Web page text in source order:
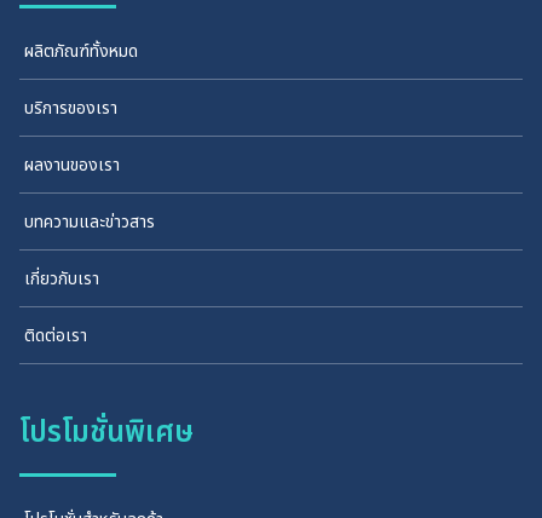
ผลิตภัณฑ์ทั้งหมด
บริการของเรา
ผลงานของเรา
บทความและข่าวสาร
เกี่ยวกับเรา
ติดต่อเรา
โปรโมชั่นพิเศษ